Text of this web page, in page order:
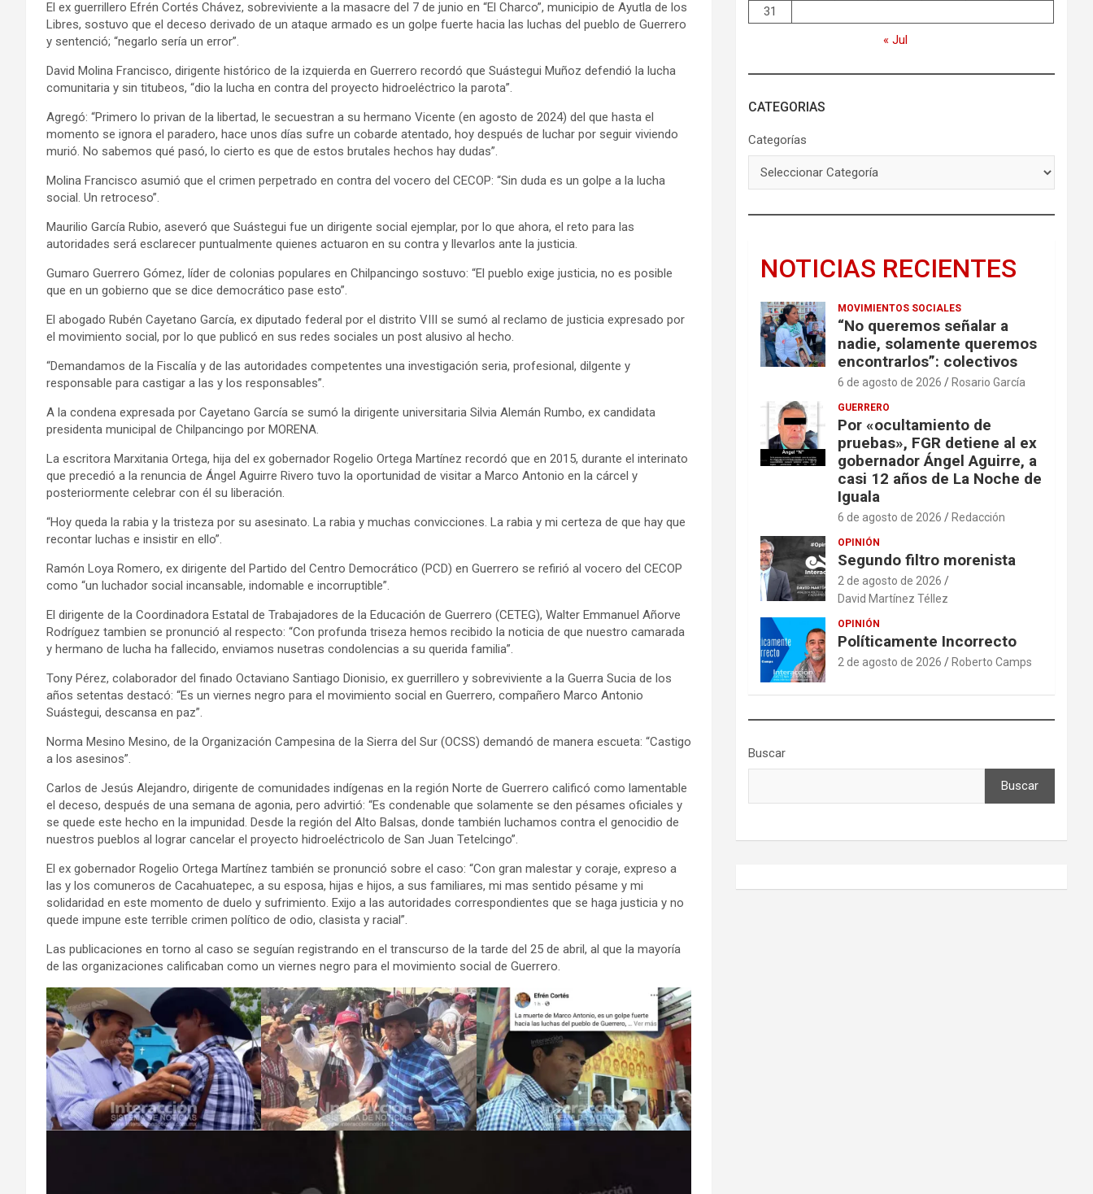
El ex guerrillero Efrén Cortés Chávez, sobreviviente a la masacre del 7 de junio en “El Charco”, municipio de Ayutla de los
Libres, sostuvo que el deceso derivado de un ataque armado es un golpe fuerte hacia las luchas del pueblo de Guerrero
y sentenció; “negarlo sería un error”.
David Molina Francisco, dirigente histórico de la izquierda en Guerrero recordó que Suástegui Muñoz defendió la lucha
comunitaria y sin titubeos, “dio la lucha en contra del proyecto hidroeléctrico la parota”.
Agregó: “Primero lo privan de la libertad, le secuestran a su hermano Vicente (en agosto de 2024) del que hasta el
momento se ignora el paradero, hace unos días sufre un cobarde atentado, hoy después de luchar por seguir viviendo
murió. No sabemos qué pasó, lo cierto es que de estos brutales hechos hay dudas”.
Molina Francisco asumió que el crimen perpetrado en contra del vocero del CECOP: “Sin duda es un golpe a la lucha
social. Un retroceso”.
Maurilio García Rubio, aseveró que Suástegui fue un dirigente social ejemplar, por lo que ahora, el reto para las
autoridades será esclarecer puntualmente quienes actuaron en su contra y llevarlos ante la justicia.
Gumaro Guerrero Gómez, líder de colonias populares en Chilpancingo sostuvo: “El pueblo exige justicia, no es posible
que en un gobierno que se dice democrático pase esto”.
El abogado Rubén Cayetano García, ex diputado federal por el distrito VIII se sumó al reclamo de justicia expresado por
el movimiento social, por lo que publicó en sus redes sociales un post alusivo al hecho.
“Demandamos de la Fiscalía y de las autoridades competentes una investigación seria, profesional, dilgente y
responsable para castigar a las y los responsables”.
A la condena expresada por Cayetano García se sumó la dirigente universitaria Silvia Alemán Rumbo, ex candidata
presidenta municipal de Chilpancingo por MORENA.
La escritora Marxitania Ortega, hija del ex gobernador Rogelio Ortega Martínez recordó que en 2015, durante el interinato
que precedió a la renuncia de Ángel Aguirre Rivero tuvo la oportunidad de visitar a Marco Antonio en la cárcel y
posteriormente celebrar con él su liberación.
“Hoy queda la rabia y la tristeza por su asesinato. La rabia y muchas convicciones. La rabia y mi certeza de que hay que
recontar luchas e insistir en ello”.
Ramón Loya Romero, ex dirigente del Partido del Centro Democrático (PCD) en Guerrero se refirió al vocero del CECOP
como “un luchador social incansable, indomable e incorruptible”.
El dirigente de la Coordinadora Estatal de Trabajadores de la Educación de Guerrero (CETEG), Walter Emmanuel Añorve
Rodríguez tambien se pronunció al respecto: “Con profunda triseza hemos recibido la noticia de que nuestro camarada
y hermano de lucha ha fallecido, enviamos nusetras condolencias a su querida familia”.
Tony Pérez, colaborador del finado Octaviano Santiago Dionisio, ex guerrillero y sobreviviente a la Guerra Sucia de los
años setentas destacó: “Es un viernes negro para el movimiento social en Guerrero, compañero Marco Antonio
Suástegui, descansa en paz”.
Norma Mesino Mesino, de la Organización Campesina de la Sierra del Sur (OCSS) demandó de manera escueta: “Castigo
a los asesinos”.
Carlos de Jesús Alejandro, dirigente de comunidades indígenas en la región Norte de Guerrero calificó como lamentable
el deceso, después de una semana de agonia, pero advirtió: “Es condenable que solamente se den pésames oficiales y
se quede este hecho en la impunidad. Desde la región del Alto Balsas, donde también luchamos contra el genocidio de
nuestros pueblos al lograr cancelar el proyecto hidroeléctricolo de San Juan Tetelcingo”.
El ex gobernador Rogelio Ortega Martínez también se pronunció sobre el caso: “Con gran malestar y coraje, expreso a
las y los comuneros de Cacahuatepec, a su esposa, hijas e hijos, a sus familiares, mi mas sentido pésame y mi
solidaridad en este momento de duelo y sufrimiento. Exijo a las autoridades correspondientes que se haga justicia y no
quede impune este terrible crimen político de odio, clasista y racial”.
Las publicaciones en torno al caso se seguían registrando en el transcurso de la tarde del 25 de abril, al que la mayoría
de las organizaciones calificaban como un viernes negro para el movimiento social de Guerrero.
31
« Jul
CATEGORIAS
Categorías
NOTICIAS RECIENTES
MOVIMIENTOS SOCIALES
“No queremos señalar a
nadie, solamente queremos
encontrarlos”: colectivos
6 de agosto de 2026 Rosario García
GUERRERO
Por «ocultamiento de
pruebas», FGR detiene al ex
gobernador Ángel Aguirre, a
casi 12 años de La Noche de
Iguala
6 de agosto de 2026 Redacción
OPINIÓN
Segundo filtro morenista
2 de agosto de 2026
David Martínez Téllez
OPINIÓN
Políticamente Incorrecto
2 de agosto de 2026 Roberto Camps
Buscar
Buscar